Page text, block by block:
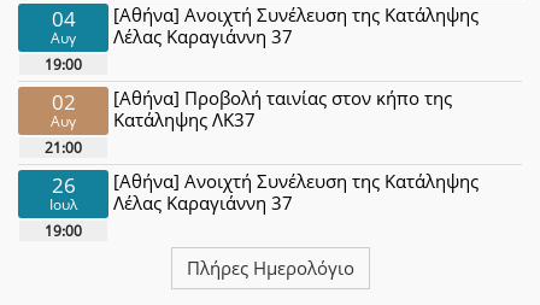
04
Αυγ
19:00
[Αθήνα] Ανοιχτή Συνέλευση της Κατάληψης
Λέλας Καραγιάννη 37
02
Αυγ
21:00
[Αθήνα] Προβολή ταινίας στον κήπο της
Κατάληψης ΛΚ37
26
Ιουλ
19:00
[Αθήνα] Ανοιχτή Συνέλευση της Κατάληψης
Λέλας Καραγιάννη 37
Πλήρες Ημερολόγιο